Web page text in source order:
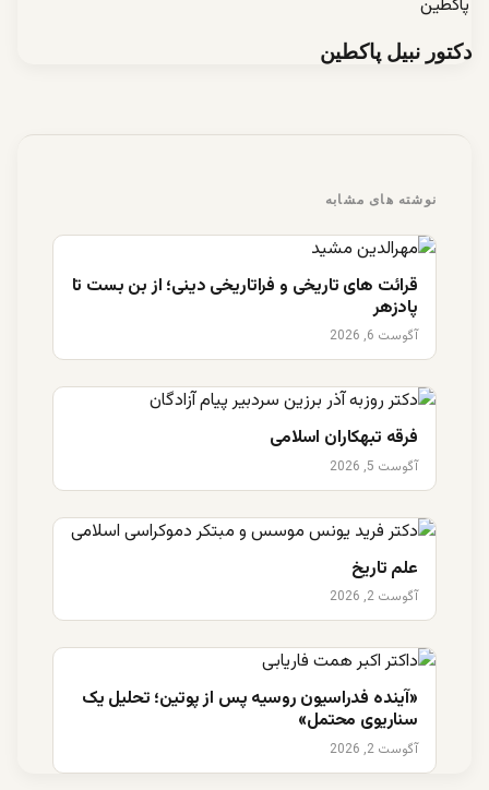
دکتور نبیل پاکطین
نوشته های مشابه
قرائت های تاریخی و فراتاریخی دینی؛ از بن بست تا
پادزهر
آگوست 6, 2026
فرقه تبهکاران اسلامی
آگوست 5, 2026
علم تاریخ
آگوست 2, 2026
«آینده فدراسیون روسیه پس از پوتین؛ تحلیل یک
سناریوی محتمل»
آگوست 2, 2026